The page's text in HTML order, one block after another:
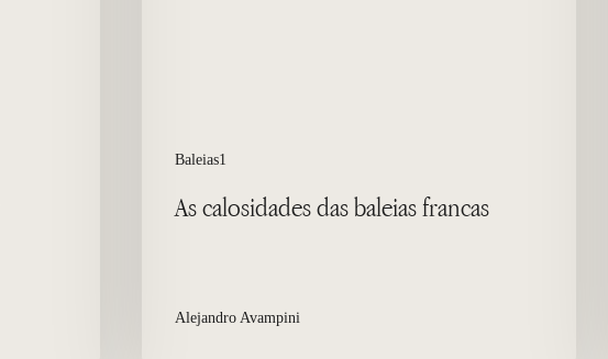
Baleias1
As calosidades das baleias francas
Alejandro Avampini